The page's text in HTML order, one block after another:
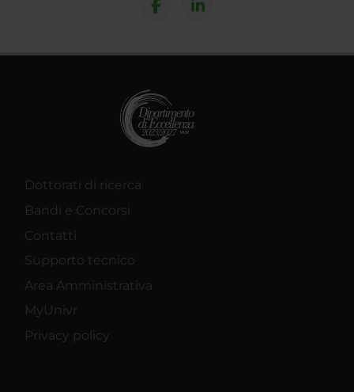
Dottorati di ricerca
Bandi e Concorsi
Contatti
Supporto tecnico
Area Amministrativa
MyUnivr
Privacy policy